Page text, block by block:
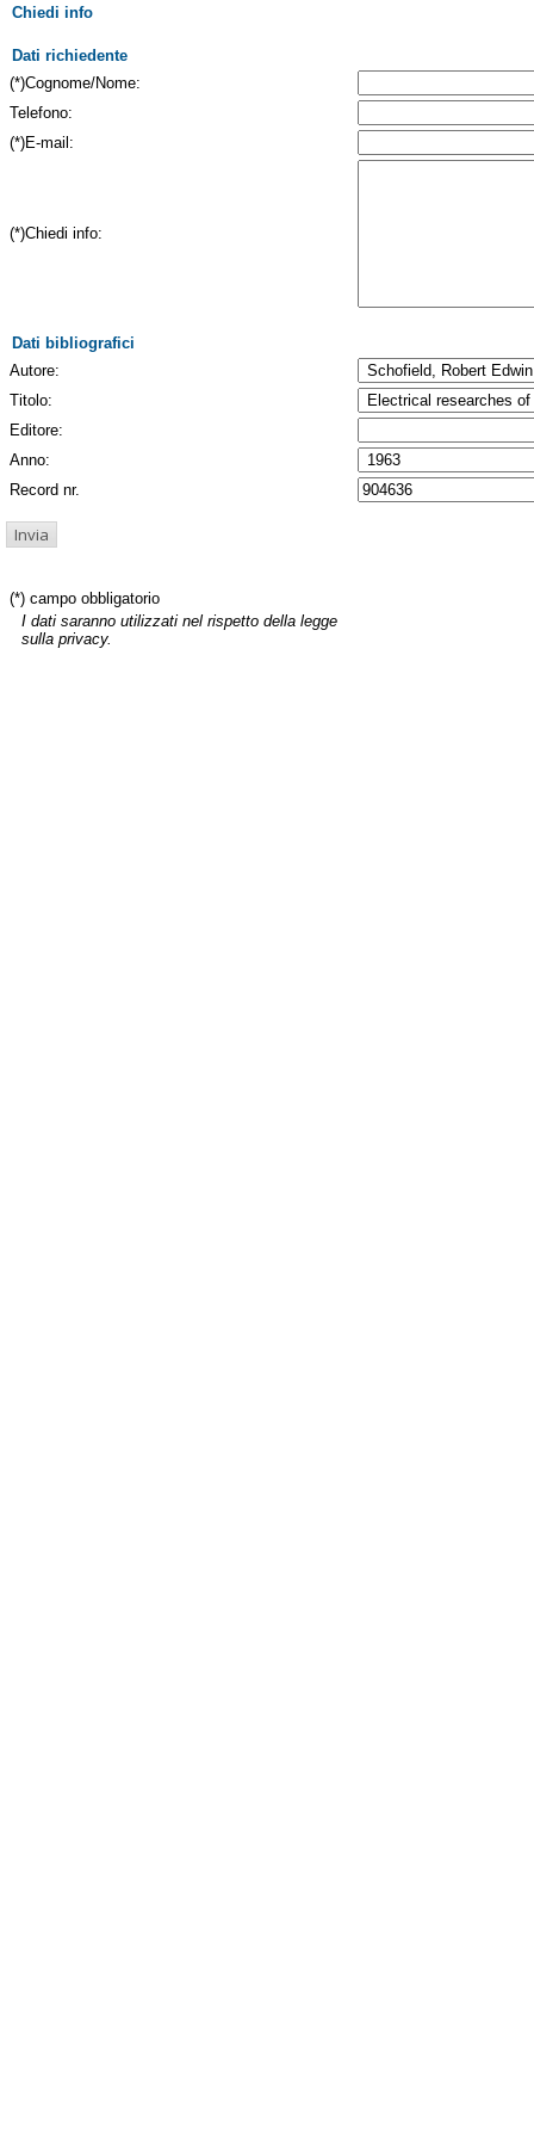
Chiedi info
Dati richiedente
(*)Cognome/Nome:
Telefono:
(*)E-mail:
(*)Chiedi info:
Dati bibliografici
Autore:
Titolo:
Editore:
Anno:
Record nr.
(*) campo obbligatorio
I dati saranno utilizzati nel rispetto della legge
sulla privacy.